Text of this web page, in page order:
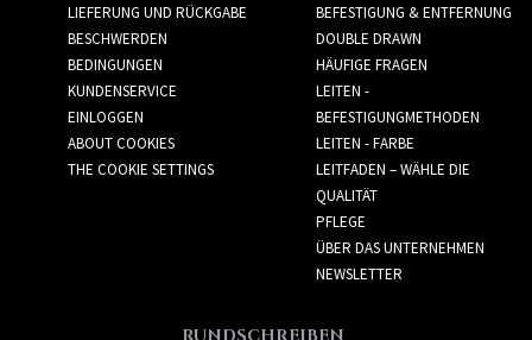
LIEFERUNG UND RÜCKGABE
BESCHWERDEN
BEDINGUNGEN
KUNDENSERVICE
EINLOGGEN
ABOUT COOKIES
THE COOKIE SETTINGS
BEFESTIGUNG & ENTFERNUNG
DOUBLE DRAWN
HÄUFIGE FRAGEN
LEITEN -
BEFESTIGUNGMETHODEN
LEITEN - FARBE
LEITFADEN – WÄHLE DIE
QUALITÄT
PFLEGE
ÜBER DAS UNTERNEHMEN
NEWSLETTER